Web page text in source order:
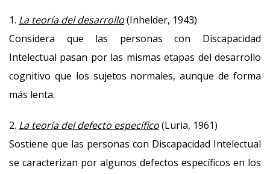
1. La teoría del desarrollo(Inhelder, 1943)
Considera que las personas con Discapacidad
Intelectual pasan por las mismas etapas del desarrollo
cognitivo que los sujetos normales, aunque de forma
más lenta.
2. La teoría del defecto específico(Luria, 1961)
Sostiene que las personas con Discapacidad Intelectual
se caracterizan por algunos defectos específicos en los